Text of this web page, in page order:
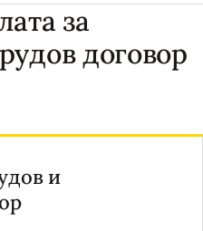
за
договор
и